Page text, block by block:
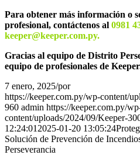
Para obtener más información o
profesional, contáctenos al 0981
keeper@keeper.com.py.
Gracias al equipo de Distrito
equipo de profesionales de
7 enero, 2025/por
https://keeper.com.py/wp-content/
960 admin https://keeper.com.py/
content/uploads/2024/09/Keeper-
12:24:01 2025-01-20 13:05:24
Solución de Prevención de
Perseverancia